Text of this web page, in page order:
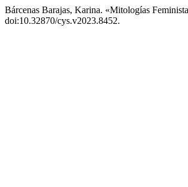
Bárcenas Barajas, Karina. «Mitologías
doi:10.32870/cys.v2023.8452.